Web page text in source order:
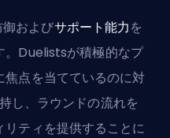
およびサポート能力を
Duelistsが積極的なプ
焦点を当てているのに対
し、ラウンドの流れを
ティを提供することに